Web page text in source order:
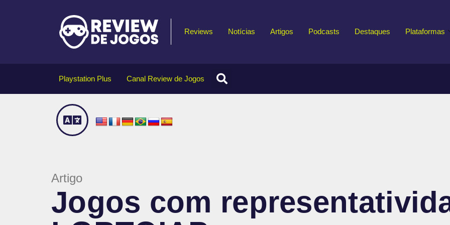
Reviews Notícias Artigos Podcasts Destaques Plataformas
Playstation Plus Canal Review de Jogos
Artigo
Jogos com